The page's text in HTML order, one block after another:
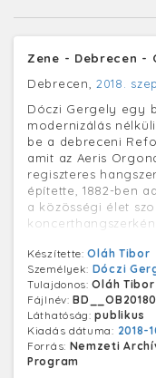
Zene - Debrecen -
Debrecen, 2018.
Dóczi Gergely egy
modernizálás
be a debreceni
amit az Aeris
regiszteres
építette, 1882-ben
a közösségi élet
Készítette:Oláh Tibor
Személyek: Dóczi
Tulajdonos:Oláh Tibor
Fájlnév:
Láthatóság:publikus
Kiadás dátuma: 2018-
Forrás: Nemzeti
Program